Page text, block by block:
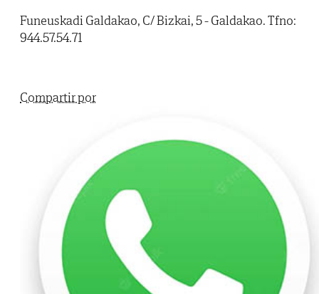
Funeuskadi Galdakao, C/ Bizkai, 5 - Galdakao. Tfno:
944.57.54.71
Compartir por